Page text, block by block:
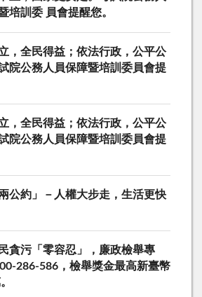
培訓委 員會提醒您。
，全民得益；依法行政，公平公
院公務人員保障暨培訓委員會提
，全民得益；依法行政，公平公
院公務人員保障暨培訓委員會提
公約」－人權大步走，生活更快
貪污「零容忍」，廉政檢舉專
286-586，檢舉獎金最高新臺幣